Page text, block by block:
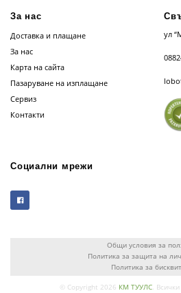
За нас
Доставка и плащане
За нас
Карта на сайта
Пазаруване на изплащане
Сервиз
Контакти
ул
Социални мрежи
Общи условия за
Политика за защита на
Политика за
© Copyright 2026 КМ ТУУЛС.